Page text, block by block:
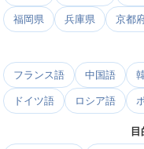
福岡県 兵庫県 京都
フランス語 中国語
ドイツ語 ロシア語